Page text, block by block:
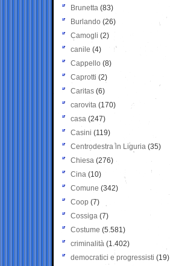
Brunetta (83)
Burlando (26)
Camogli (2)
canile (4)
Cappello (8)
Caprotti (2)
Caritas (6)
carovita (170)
casa (247)
Casini (119)
Centrodestra in Liguria (35)
Chiesa (276)
Cina (10)
Comune (342)
Coop (7)
Cossiga (7)
Costume (5.581)
criminalità (1.402)
democratici e progressisti (19)